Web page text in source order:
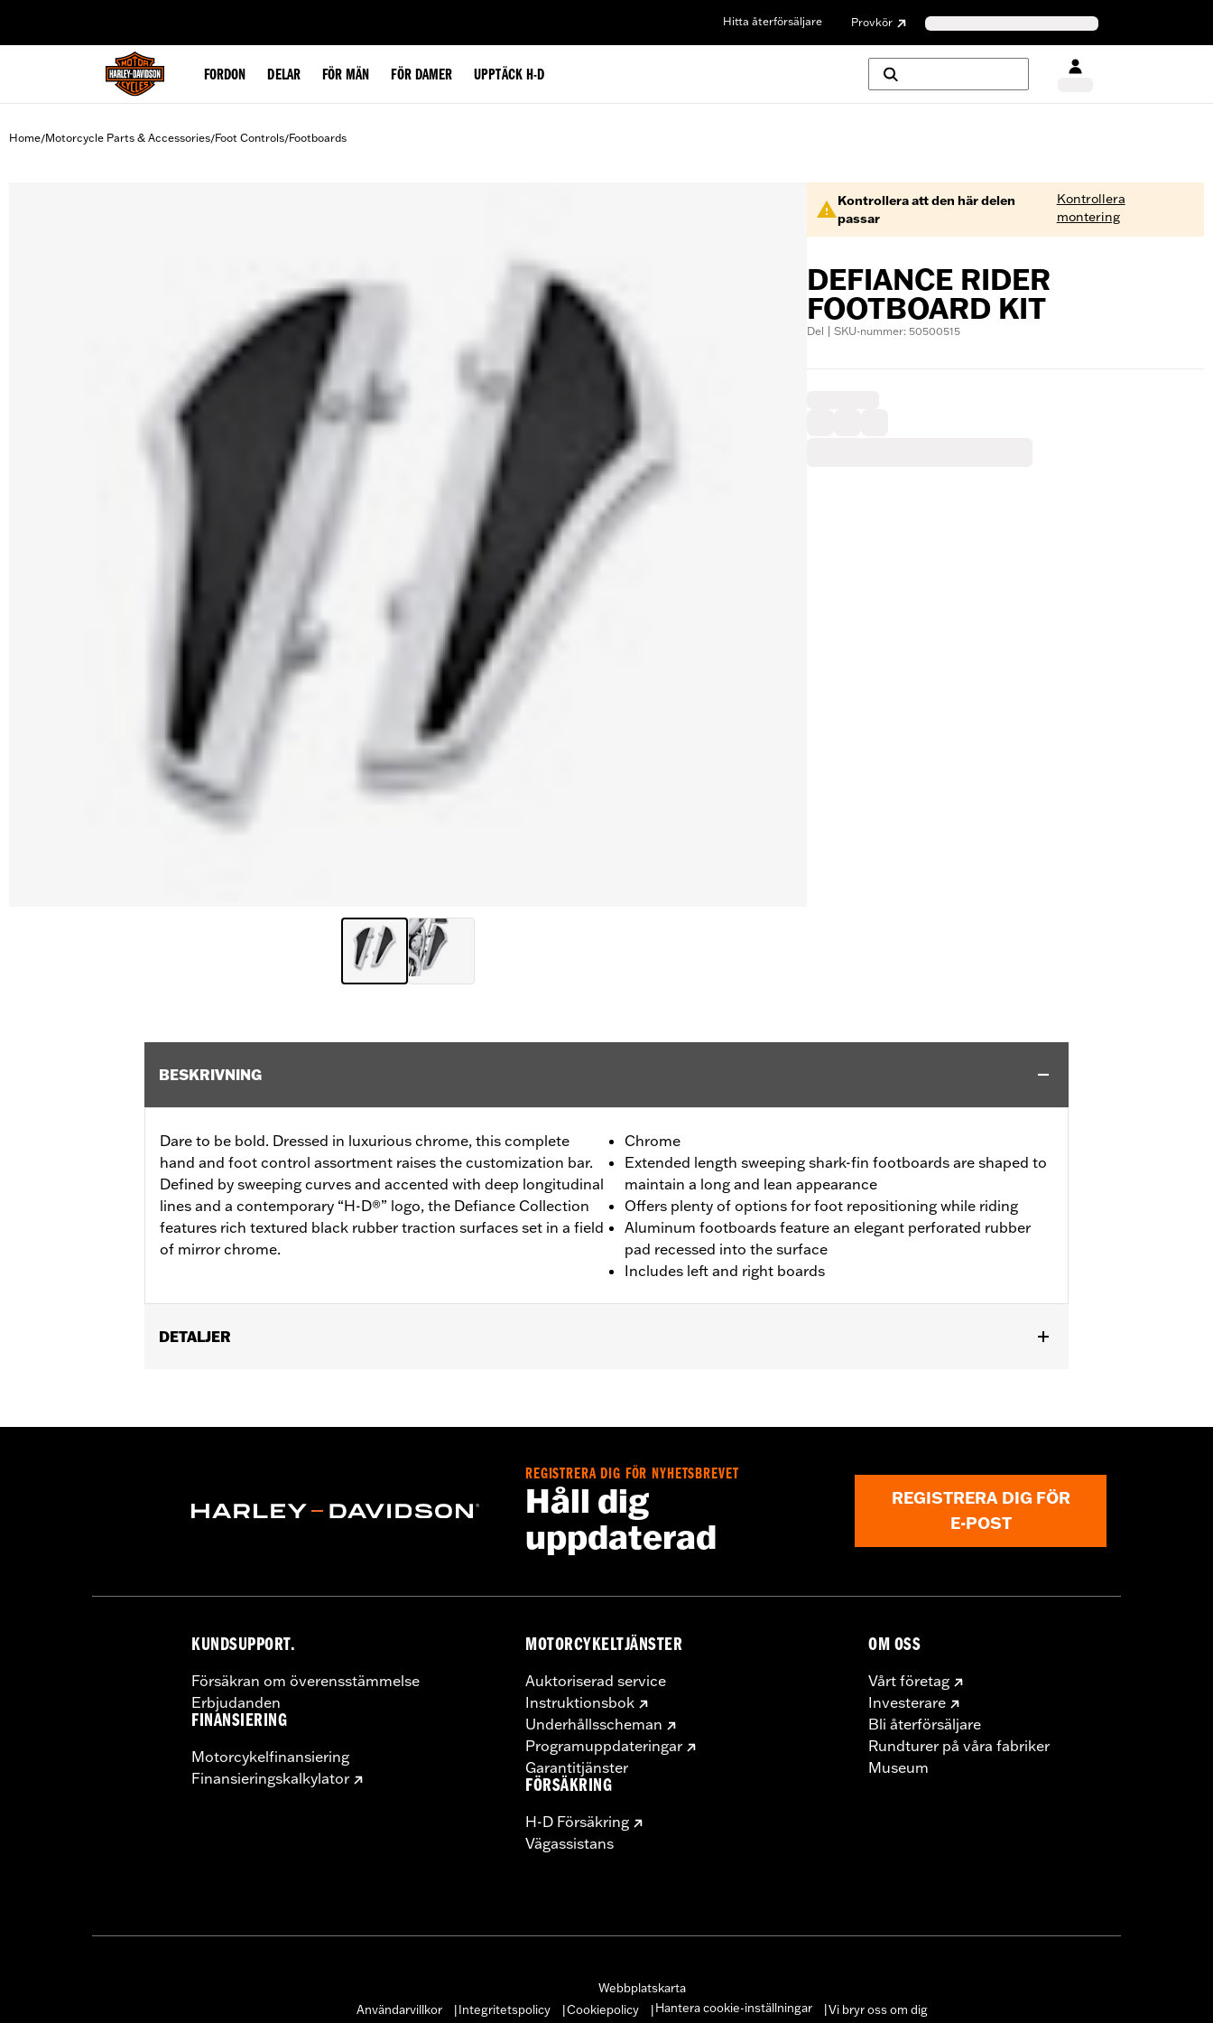
Hitta återförsäljare Provkör
FORDON DELAR FÖR MÄN FÖR DAMER UPPTÄCK H-D
Home/Motorcycle Parts & Accessories/Foot Controls/Footboards
Kontrollera att den här delen
passar
Kontrollera
montering
DEFIANCE RIDER
FOOTBOARD KIT
Del | SKU-nummer: 50500515
BESKRIVNING
Dare to be bold. Dressed in luxurious chrome, this complete
hand and foot control assortment raises the customization bar.
Defined by sweeping curves and accented with deep longitudinal
lines and a contemporary “H-D®” logo, the Defiance Collection
features rich textured black rubber traction surfaces set in a field
of mirror chrome.
Chrome
Extended length sweeping shark-fin footboards are shaped to
maintain a long and lean appearance
Offers plenty of options for foot repositioning while riding
Aluminum footboards feature an elegant perforated rubber
pad recessed into the surface
Includes left and right boards
DETALJER
Ergo Jiffy Stand P/N 50000091 or Jiffy Stand Extension Kit P/N 50233-00, 50000008 or 50000023.
Shape:Shark-Fin
WARRANTY:1 year limited warranty – Go towww.h-d.com/warrantyfor full details
REGISTRERA DIG FÖR NYHETSBREVET
Håll dig
uppdaterad
REGISTRERA DIG FÖR
E-POST
KUNDSUPPORT.
Försäkran om överensstämmelse
Erbjudanden
FINANSIERING
Motorcykelfinansiering
Finansieringskalkylator
MOTORCYKELTJÄNSTER
Auktoriserad service
Instruktionsbok
Underhållsscheman
Programuppdateringar
Garantitjänster
FÖRSÄKRING
H-D Försäkring
Vägassistans
OM OSS
Vårt företag
Investerare
Bli återförsäljare
Rundturer på våra fabriker
Museum
Webbplatskarta
Användarvillkor
Integritetspolicy Cookiepolicy Hantera cookie-inställningar Vi bryr oss om dig